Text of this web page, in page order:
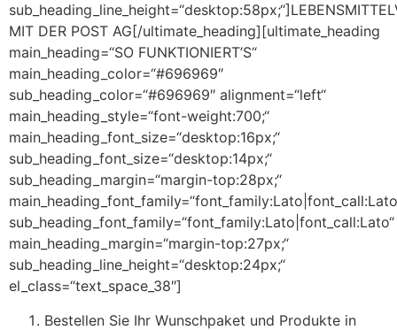
MIT DER POST AG[/ultimate_heading][ultimate_heading
main_heading=“SO FUNKTIONIERT’S“
main_heading_color=“#696969″
sub_heading_color=“#696969″ alignment=“left“
main_heading_style=“font-weight:700;“
main_heading_font_size=“desktop:16px;“
sub_heading_font_size=“desktop:14px;“
sub_heading_margin=“margin-top:28px;“
sub_heading_font_family=“font_family:Lato|font_call:Lato“
main_heading_margin=“margin-top:27px;“
sub_heading_line_height=“desktop:24px;“
el_class=“text_space_38″]
Bestellen Sie Ihr Wunschpaket und Produkte in